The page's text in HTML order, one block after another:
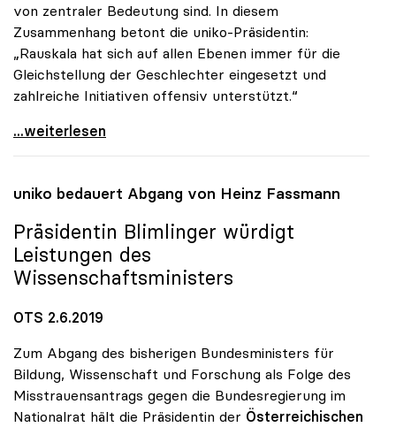
von zentraler Bedeutung sind. In diesem
Zusammenhang betont die uniko-Präsidentin:
„Rauskala hat sich auf allen Ebenen immer für die
Gleichstellung der Geschlechter eingesetzt und
zahlreiche Initiativen offensiv unterstützt.“
Präsidentin Blimlinger gratuliert Iris Rauskala
...weiterlesen
uniko bedauert Abgang von Heinz Fassmann
Präsidentin Blimlinger würdigt
Leistungen des
Wissenschaftsministers
OTS 2.6.2019
Zum Abgang des bisherigen Bundesministers für
Bildung, Wissenschaft und Forschung als Folge des
Misstrauensantrags gegen die Bundesregierung im
Nationalrat hält die Präsidentin der Österreichischen